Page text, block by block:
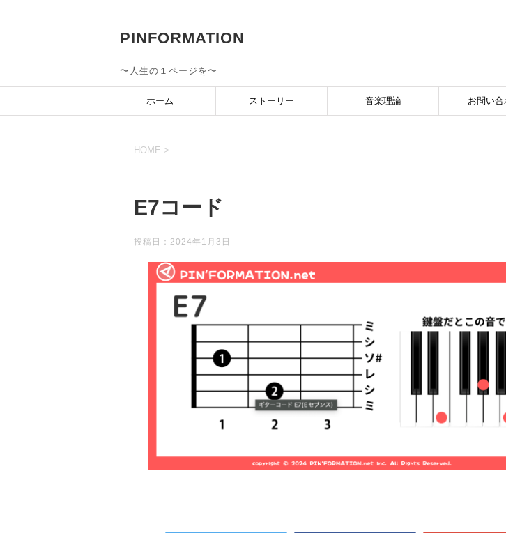
PINFORMATION
〜人生の１ページを〜
ホーム ストーリー 音楽理論 お問い合
HOME >
E7コード
投稿日： 2024年1月3日